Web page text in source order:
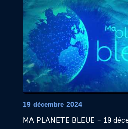
19 décembre 2024
MA PLANETE BLEUE – 19